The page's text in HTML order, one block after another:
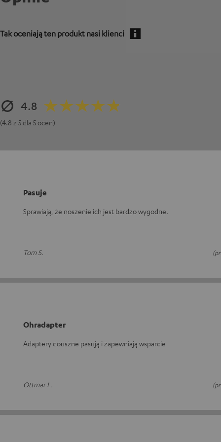
Tak oceniają ten produkt nasi klienci
4.8
(4.8 z 5 dla 5 ocen)
Pasuje
Sprawiają, że noszenie ich jest bardzo wygodne.
Tom S.
Ohradapter
Adaptery douszne pasują i zapewniają wsparcie
Ottmar L.